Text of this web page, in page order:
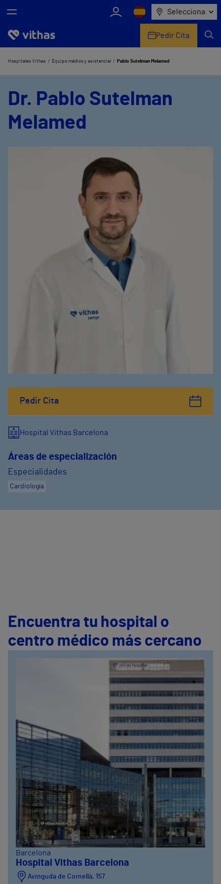
Selecciona
Nosotros
Pedir Cita
Hospitales Vithas Equipo médico y asistencial Pablo Sutelman Melamed
Pedir Cita
Dr. Pablo Sutelman
Melamed
Hospital Vithas Barcelona
Áreas de especialización
Especialidades
Cardiología
Encuentra tu hospital o
centro médico más cercano
Barcelona
Hospital Vithas Barcelona
Avinguda de Cornellà, 157